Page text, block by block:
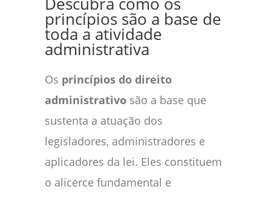
princípios são a base de
toda a atividade
administrativa
Os princípios do direito
administrativo são a base que
sustenta a atuação dos
legisladores, administradores e
aplicadores da lei. Eles constituem
o alicerce fundamental e